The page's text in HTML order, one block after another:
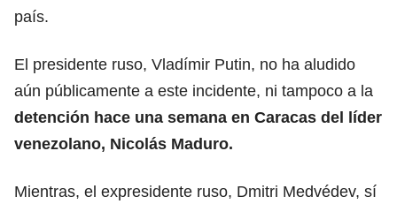
país.
El presidente ruso, Vladímir Putin, no ha aludido
aún públicamente a este incidente, ni tampoco a la
detención hace una semana en Caracas del líder
venezolano, Nicolás Maduro.
Mientras, el expresidente ruso, Dmitri Medvédev, sí